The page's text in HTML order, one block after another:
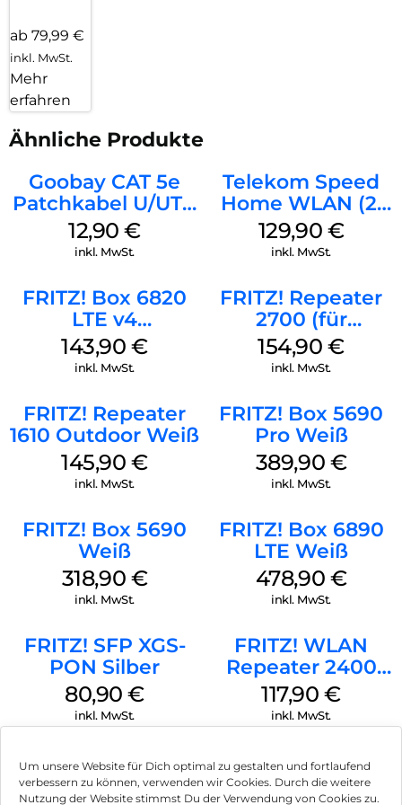
Um unsere Website für Dich optimal zu gestalten und fortlaufend
verbessern zu können, verwenden wir Cookies. Durch die weitere
Nutzung der Website stimmst Du der Verwendung von Cookies zu.
ab 79,99 €
inkl. MwSt.
Mehr
erfahren
Ähnliche Produkte
Goobay CAT 5e
Patchkabel U/UTP
Grau
12,90€
inkl. MwSt.
Telekom Speed
Home WLAN (2.
Gen) Schwarz
129,90 €
inkl. MwSt.
FRITZ! Box 6820
LTE v4
(Tarifvermarktung)
Weiß
143,90€
inkl. MwSt.
FRITZ! Repeater
2700 (für
Tarifvermarktung)
Weiß
154,90€
inkl. MwSt.
FRITZ! Repeater
1610 Outdoor Weiß
145,90€
inkl. MwSt.
FRITZ! Box 5690
Pro Weiß
389,90 €
inkl. MwSt.
FRITZ! Box 5690
Weiß
318,90 €
inkl. MwSt.
FRITZ! Box 6890
LTE Weiß
478,90 €
inkl. MwSt.
FRITZ! SFP XGS-
PON Silber
80,90€
inkl. MwSt.
FRITZ! WLAN
Repeater 2400
Weiß
117,90€
inkl. MwSt.